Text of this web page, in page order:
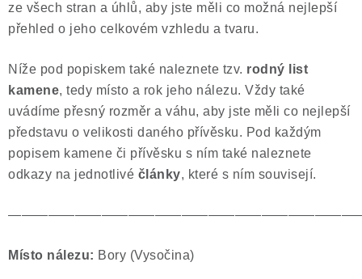
ze všech stran a úhlů, aby jste měli co možná nejlepší
přehled o jeho celkovém vzhledu a tvaru.
Níže pod popiskem také naleznete tzv. rodný list
kamene, tedy místo a rok jeho nálezu. Vždy také
uvádíme přesný rozměr a váhu, aby jste měli co nejlepší
představu o velikosti daného přívěsku. Pod každým
popisem kamene či přívěsku s ním také naleznete
odkazy na jednotlivé články, které s ním souvisejí.
Místo nálezu: Bory (Vysočina)